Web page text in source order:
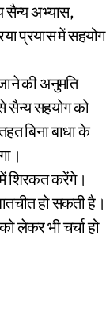
सैन्य अभ्यास,
प्रयास में सहयोग
की अनुमति
सैन्य सहयोग को
बिना बाधा के
में शिरकत करेंगे।
हो सकती है।
लेकर भी चर्चा हो